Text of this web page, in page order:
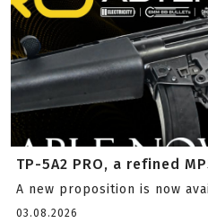
TP-5A2 PRO, a refined
A new proposition is now
03.08.2026